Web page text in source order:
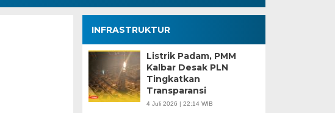
INFRASTRUKTUR
Listrik Padam, PMM
Kalbar Desak PLN
Tingkatkan
Transparansi
4 Juli 2026 | 22:14 WIB